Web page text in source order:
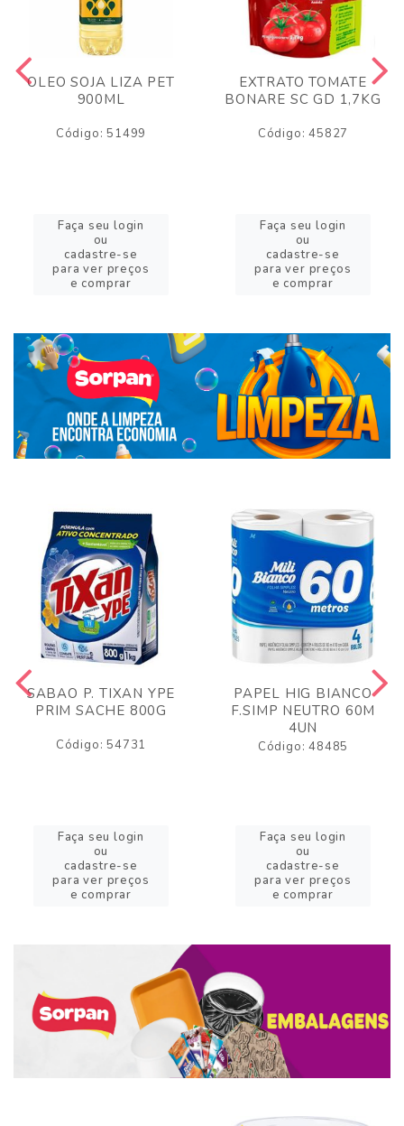
OLEO SOJA LIZA PET
900ML
Código: 51499
Faça seu login
ou
cadastre-se
para ver preços
e comprar
EXTRATO TOMATE
BONARE SC GD 1,7KG
Código: 45827
Faça seu login
ou
cadastre-se
para ver preços
e comprar
SABAO P. TIXAN YPE
PRIM SACHE 800G
Código: 54731
Faça seu login
ou
cadastre-se
para ver preços
e comprar
PAPEL HIG BIANCO
F.SIMP NEUTRO 60M
4UN
Código: 48485
Faça seu login
ou
cadastre-se
para ver preços
e comprar